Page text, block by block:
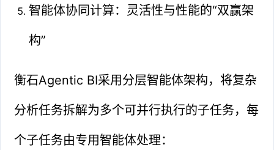
智能体协同计算：灵活性与性能的“双赢架
构”
衡石Agentic BI采用分层智能体架构，将复杂
分析任务拆解为多个可并行执行的子任务，每
个子任务由专用智能体处理：